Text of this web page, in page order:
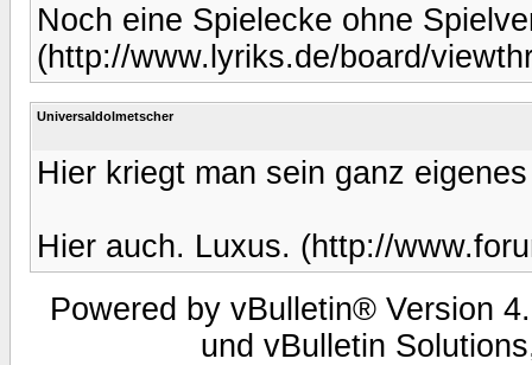
Noch eine Spielecke ohne
(http://www.lyriks.de/board/
Universaldolmetscher
Hier kriegt man sein ganz
Hier auch. Luxus. (http://
Powered by vBulletin® Version
und vBulletin